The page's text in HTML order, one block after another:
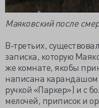
Маяковский после
В-третьих,
записка, которую
же комнате, якобы
написана карандашом
ручкой «Паркер») и с
мелочей, приписок и